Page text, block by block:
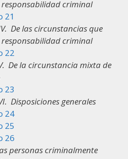
criminal
21
De las circunstancias que
criminal
22
De la circunstancia mixta de
23
Disposiciones generales
24
25
26
personas criminalmente